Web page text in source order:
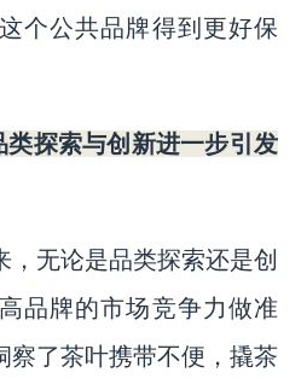
个公共品牌得到更好保
类探索与创新进一步引发
无论是品类探索还是创
品牌的市场竞争力做准
察了茶叶携带不便，撬茶